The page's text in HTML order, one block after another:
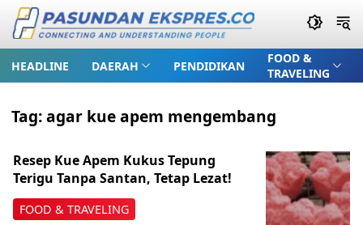
HEADLINE DAERAH PENDIDIKAN
FOOD &
TRAVELING
Tag:agar kue apem mengembang
FOOD & TRAVELING
Resep Kue Apem Kukus Tepung
Terigu Tanpa Santan, Tetap Lezat!